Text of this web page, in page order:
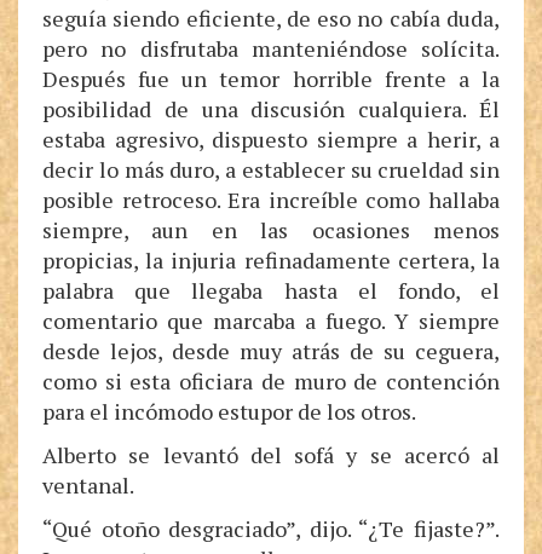
seguía siendo eficiente, de eso no cabía duda,
pero no disfrutaba manteniéndose solícita.
Después fue un temor horrible frente a la
posibilidad de una discusión cualquiera. Él
estaba agresivo, dispuesto siempre a herir, a
decir lo más duro, a establecer su crueldad sin
posible retroceso. Era increíble como hallaba
siempre, aun en las ocasiones menos
propicias, la injuria refinadamente certera, la
palabra que llegaba hasta el fondo, el
comentario que marcaba a fuego. Y siempre
desde lejos, desde muy atrás de su ceguera,
como si esta oficiara de muro de contención
para el incómodo estupor de los otros.
Alberto se levantó del sofá y se acercó al
ventanal.
“Qué otoño desgraciado”, dijo. “¿Te fijaste?”.